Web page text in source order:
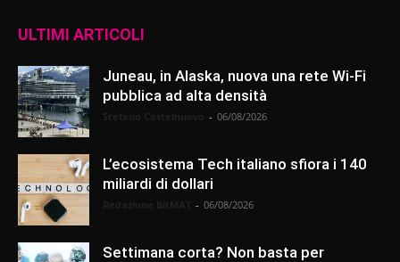
ULTIMI ARTICOLI
Juneau, in Alaska, nuova una rete Wi-Fi
pubblica ad alta densità
- 06/08/2026
L’ecosistema Tech italiano sfiora i 140
miliardi di dollari
- 06/08/2026
Settimana corta? Non basta per